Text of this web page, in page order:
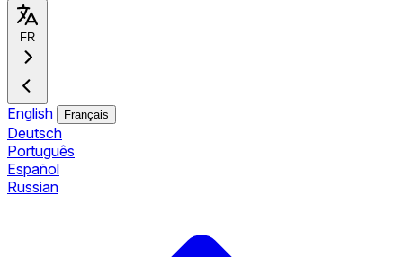
FR
English Français
Deutsch
Português
Español
Russian